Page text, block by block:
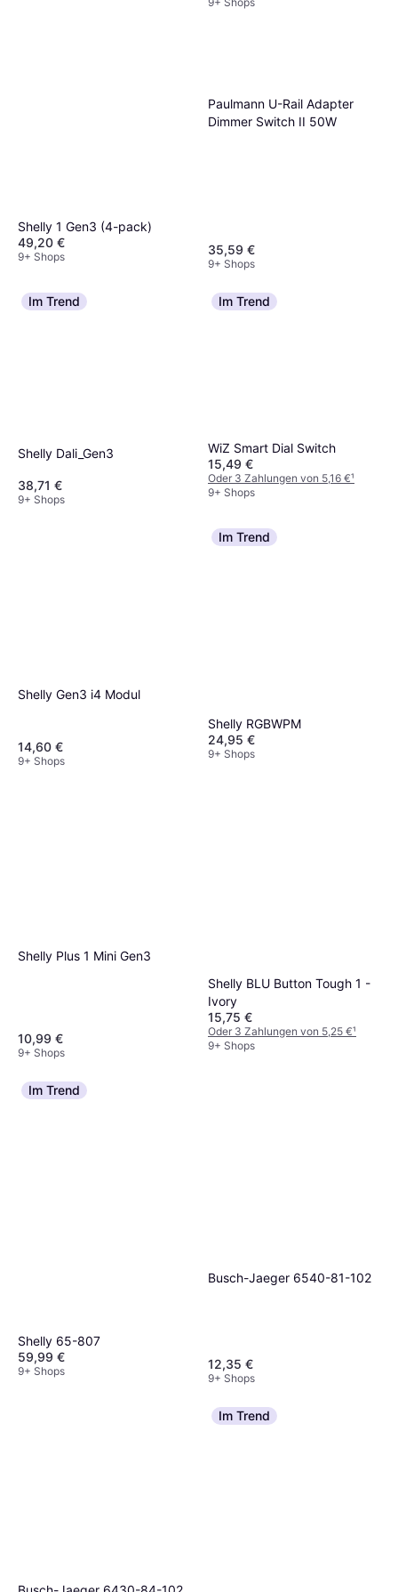
Shelly 1 Gen3 (4-pack)
49,20 €
9+ Shops
Paulmann U-Rail Adapter
Dimmer Switch II 50W
35,59 €
9+ Shops
Im Trend
Shelly Dali_Gen3
38,71 €
9+ Shops
Im Trend
WiZ Smart Dial Switch
15,49 €
Oder 3 Zahlungen von 5,16 €¹
9+ Shops
Shelly Gen3 i4 Modul
14,60 €
9+ Shops
Im Trend
Shelly RGBWPM
24,95 €
9+ Shops
Shelly Plus 1 Mini Gen3
10,99 €
9+ Shops
Shelly BLU Button Tough 1 -
Ivory
15,75 €
Oder 3 Zahlungen von 5,25 €¹
9+ Shops
Im Trend
Shelly 65-807
59,99 €
9+ Shops
Busch-Jaeger 6540-81-102
12,35 €
9+ Shops
Im Trend